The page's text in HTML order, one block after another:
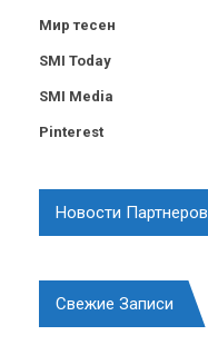
Мир тесен
SMI Today
SMI Media
Pinterest
Новости Партнеров
Свежие Записи